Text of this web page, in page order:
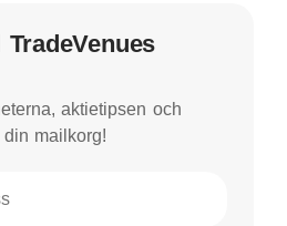
aktietipsen och
mailkorg!